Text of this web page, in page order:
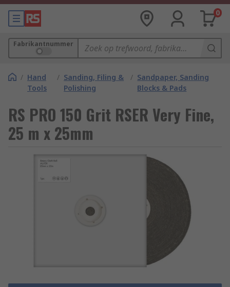
0
Fabrikantnummer
/ Hand
Tools
/ Sanding, Filing &
Polishing
/ Sandpaper, Sanding
Blocks & Pads
RS PRO 150 Grit RSER Very Fine,
25 m x 25mm